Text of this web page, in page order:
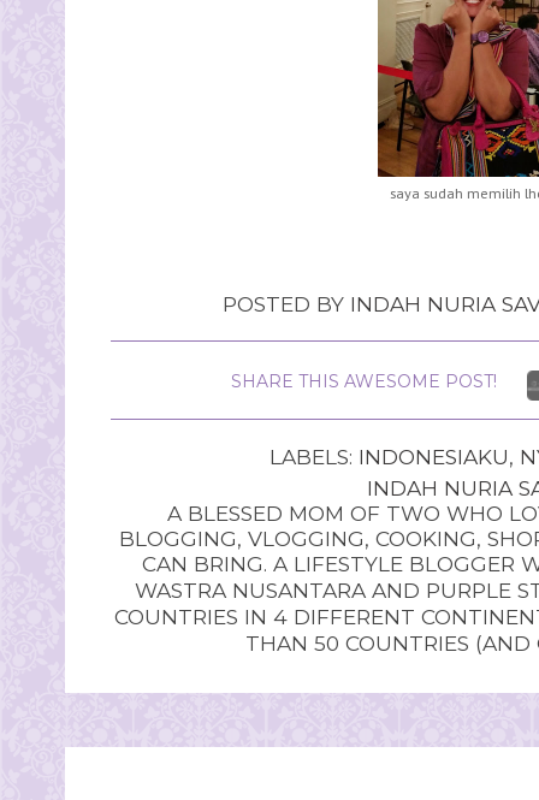
saya sudah memilih
POSTED BY INDAH NURIA
SHARE THIS AWESOME POST!
LABELS: INDONESIAKU,
INDAH NURIA
A BLESSED MOM OF TWO WHO
BLOGGING, VLOGGING, COOKING,
CAN BRING. A LIFESTYLE BLOGGER
WASTRA NUSANTARA AND PURPLE
COUNTRIES IN 4 DIFFERENT
THAN 50 COUNTRIES